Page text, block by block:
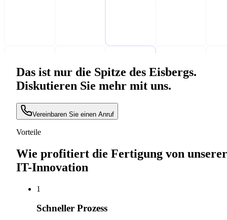
Das ist nur die Spitze des Eisbergs.
Diskutieren Sie mehr mit uns.
Vereinbaren Sie einen Anruf
Vorteile
Wie profitiert die Fertigung von unserer
IT-Innovation
1
Schneller Prozess